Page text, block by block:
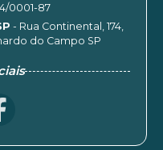
0001-87
- Rua Continental, 174,
do Campo SP